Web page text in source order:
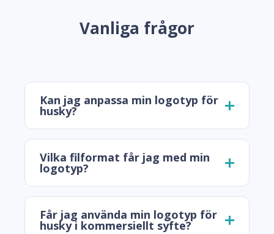
Vanliga frågor
Kan jag anpassa min logotyp för
husky?
Vilka filformat får jag med min
logotyp?
Får jag använda min logotyp för
husky i kommersiellt syfte?